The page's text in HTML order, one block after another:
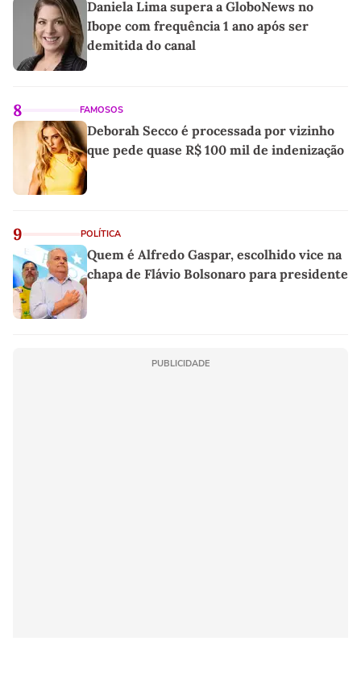
Daniela Lima supera a GloboNews no
Ibope com frequência 1 ano após ser
demitida do canal
8 FAMOSOS
Deborah Secco é processada por vizinho
que pede quase R$ 100 mil de indenização
9 POLÍTICA
Quem é Alfredo Gaspar, escolhido vice na
chapa de Flávio Bolsonaro para presidente
PUBLICIDADE